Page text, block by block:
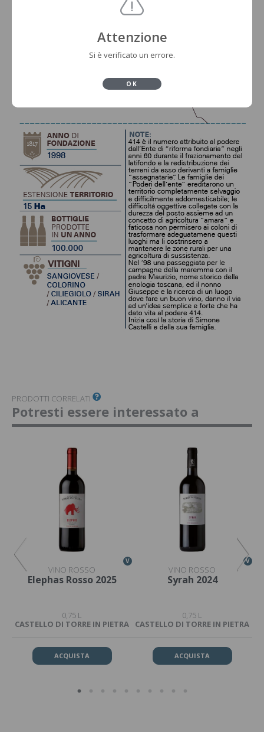
PRODOTTI CORRELATI
Potresti essere interessato a
V
VINO ROSSO
Elephas Rosso 2025
0,75 L
CASTELLO DI TORRE IN PIETRA
ACQUISTA
V
VINO ROSSO
Syrah 2024
0,75 L
CASTELLO DI TORRE IN PIETRA
ACQUISTA
Attenzione
Si è verificato un errore.
OK